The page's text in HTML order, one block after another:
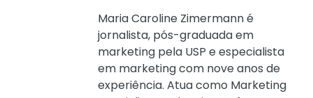
Maria Caroline Zimermann é
jornalista, pós-graduada em
marketing pela USP e especialista
em marketing com nove anos de
experiência. Atua como Marketing